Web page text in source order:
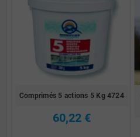
Comprimés 5 actions 5 Kg 4724
60,22 €